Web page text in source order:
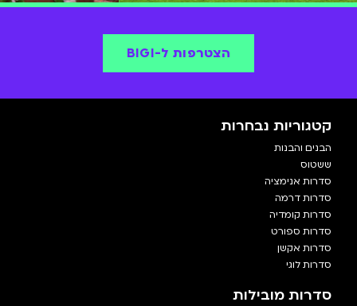
הצטרפות ל-BIGI
קטגוריות נבחרות
הבנים והבנות
ששטוס
סדרות אנימציה
סדרות דרמה
סדרות קומדיה
סדרות ספורט
סדרות אקשן
סדרות לוגי
סדרות מובילות